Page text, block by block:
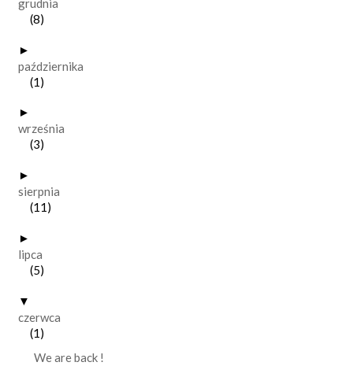
grudnia
(8)
►
października
(1)
►
września
(3)
►
sierpnia
(11)
►
lipca
(5)
▼
czerwca
(1)
We are back !